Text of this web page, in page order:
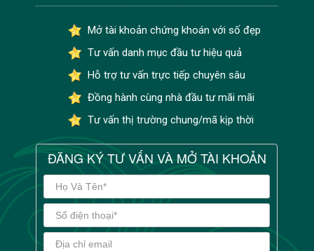
Mở tài khoản chứng khoán với số đẹp
Tư vấn danh mục đầu tư hiệu quả
Hỗ trợ tư vấn trực tiếp chuyên sâu
Đồng hành cùng nhà đầu tư mãi mãi
Tư vấn thị trường chung/mã kịp thời
ĐĂNG KÝ TƯ VẤN VÀ MỞ TÀI KHOẢN